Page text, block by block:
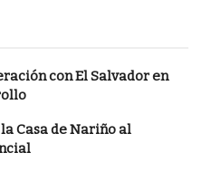
con El Salvador en
Casa de Nariño al